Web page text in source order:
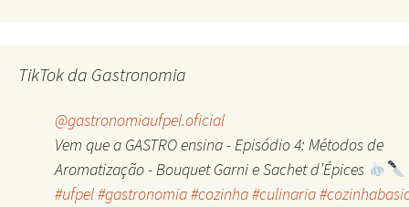
TikTok da Gastronomia
@gastronomiaufpel.oficial
Vem que a GASTRO ensina - Episódio 4: Métodos de
Aromatização - Bouquet Garni e Sachet d’Épices
#ufpel#gastronomia#cozinha#culinaria